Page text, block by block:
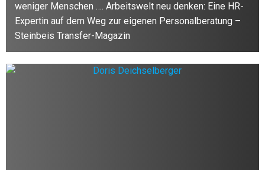
weniger Menschen …. Arbeitswelt neu denken: Eine HR-
Expertin auf dem Weg zur eigenen Personalberatung –
Steinbeis Transfer-Magazin